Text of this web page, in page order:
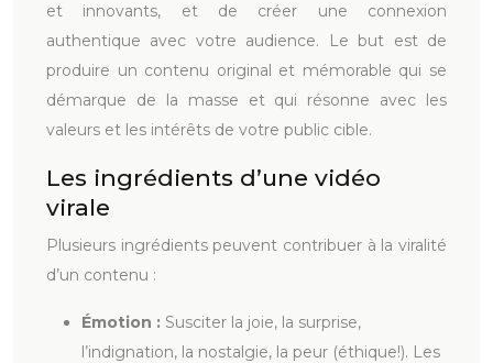
et innovants, et de créer une connexion
authentique avec votre audience. Le but est de
produire un contenu original et mémorable qui se
démarque de la masse et qui résonne avec les
valeurs et les intérêts de votre public cible.
Les ingrédients d’une vidéo
virale
Plusieurs ingrédients peuvent contribuer à la viralité
d’un contenu :
Émotion : Susciter la joie, la surprise,
l’indignation, la nostalgie, la peur (éthique!). Les